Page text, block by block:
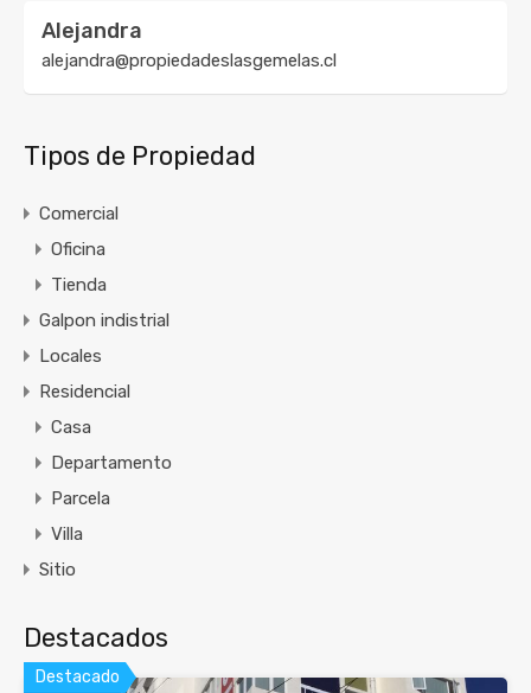
Alejandra
alejandra@propiedadeslasgemelas.cl
Tipos de Propiedad
Comercial
Oficina
Tienda
Galpon indistrial
Locales
Residencial
Casa
Departamento
Parcela
Villa
Sitio
Destacados
Destacado